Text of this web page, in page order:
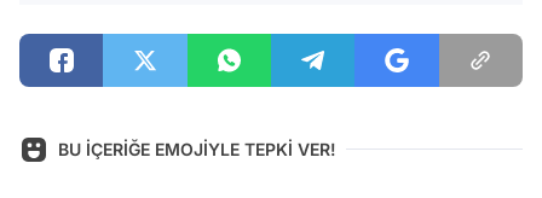
BU İÇERİĞE EMOJİYLE TEPKİ VER!